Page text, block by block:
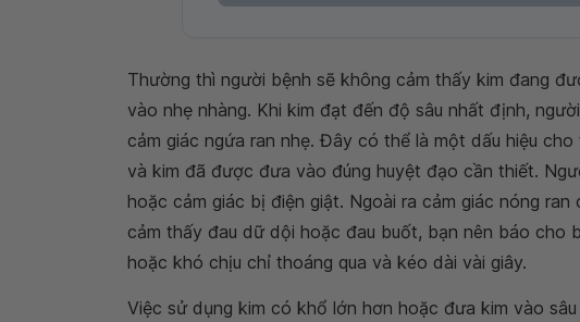
Thường thì người bệnh sẽ không cảm thấy kim đang
vào nhẹ nhàng. Khi kim đạt đến độ sâu nhất định,
cảm giác ngứa ran nhẹ. Đây có thể là một dấu hiệu
và kim đã được đưa vào đúng huyệt đạo cần thiết.
hoặc cảm giác bị điện giật. Ngoài ra cảm giác nóng
cảm thấy đau dữ dội hoặc đau buốt, bạn nên báo cho
hoặc khó chịu chỉ thoáng qua và kéo dài vài giây.
Việc sử dụng kim có khổ lớn hơn hoặc đưa kim vào